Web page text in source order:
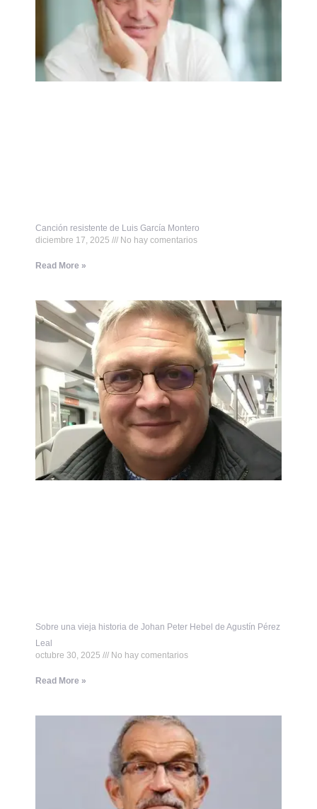
Canción resistente de Luis García Montero
diciembre 17, 2025
No hay comentarios
Read More »
Sobre una vieja historia de Johan Peter Hebel de Agustín Pérez
Leal
octubre 30, 2025
No hay comentarios
Read More »